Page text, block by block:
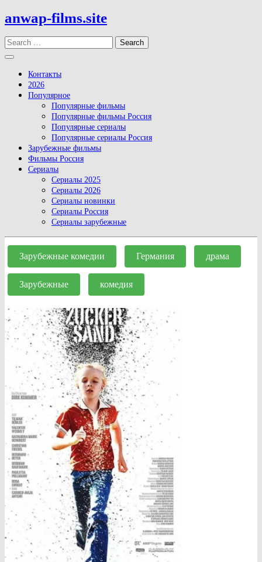
Skip
to
content
anwap-films.site
Search
Open
Button
Контакты
2026
Популярное
Популярные фильмы
Популярные фильмы Россия
Популярные сериалы
Популярные сериалы Россия
Зарубежные фильмы
Фильмы Россия
Сериалы
Сериалы 2025
Сериалы 2026
Сериалы новинки
Сериалы Россия
Сериалы зарубежные
Close
Button
Зарубежные комедии Германия драма
Зарубежные комедия